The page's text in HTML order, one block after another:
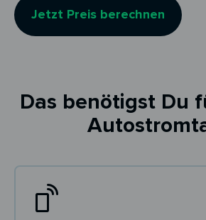
Jetzt Preis berechnen
Das benötigst Du